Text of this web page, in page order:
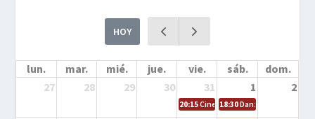
HOY
lun. mar. mié. jue. vie. sáb.
dom.
27
28 29 30 31 1 2
20:15Cine en la calle – Cómo
18:30Danza – Cita en el